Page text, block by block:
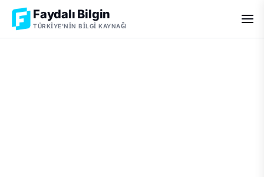
Faydalı Bilgin
TÜRKIYE'NIN BILGI KAYNAĞI